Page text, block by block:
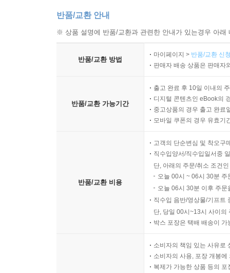
반품/교환 안내
※ 상품 설명에 반품/교환과 관련한 안내가 있는경우 아
반품/교환 방법
마이페이지 > 반품/교환 신
판매자 배송 상품은 판매자
반품/교환 가능기간
출고 완료 후 10일 이내의
디지털 콘텐츠인 eBook의
중고상품의 경우 출고 완료
모바일 쿠폰의 경우 유효기
반품/교환 비용
고객의 단순변심 및 착오구
직수입양서/직수입일서중
단, 아래의 주문/취소 조건
오늘 00시 ~ 06시 30분
오늘 06시 30분 이후 주
직수입 음반/영상물/기프트
단, 당일 00시~13시 사이의
박스 포장은 택배 배송이
소비자의 책임 있는 사유로
소비자의 사용, 포장 개봉
복제가 가능한 상품 등의